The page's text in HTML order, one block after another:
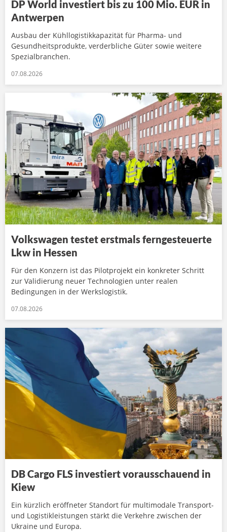
DP World investiert bis zu 100 Mio. EUR in
Antwerpen
Ausbau der Kühllogistikkapazität für Pharma- und
Gesundheitsprodukte, verderbliche Güter sowie weitere
Spezialbranchen.
07.08.2026
Volkswagen testet erstmals ferngesteuerte
Lkw in Hessen
Für den Konzern ist das Pilotprojekt ein konkreter Schritt
zur Validierung neuer Technologien unter realen
Bedingungen in der Werkslogistik.
07.08.2026
DB Cargo FLS investiert vorausschauend in
Kiew
Ein kürzlich eröffneter Standort für multimodale Transport-
und Logistikleistungen stärkt die Verkehre zwischen der
Ukraine und Europa.